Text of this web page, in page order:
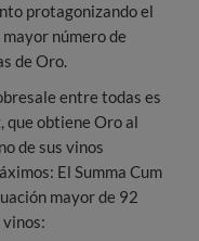
protagonizando el
número de
de Oro.
entre todas es
que obtiene Oro al
de sus vinos
El Summa Cum
mayor de 92